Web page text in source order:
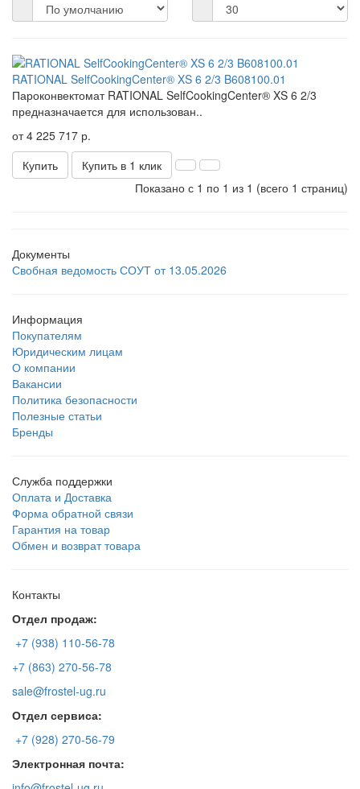
RATIONAL SelfCookingCenter® XS 6 2/3 B608100.01
Пароконвектомат RATIONAL SelfCookingCenter® XS 6 2/3
предназначается для использован..
от 4 225 717 р.
Купить
Купить в 1 клик
Показано с 1 по 1 из 1 (всего 1 страниц)
Документы
Свобная ведомость СОУТ от 13.05.2026
Информация
Покупателям
Юридическим лицам
О компании
Вакансии
Политика безопасности
Полезные статьи
Бренды
Служба поддержки
Оплата и Доставка
Форма обратной связи
Гарантия на товар
Обмен и возврат товара
Контакты
Отдел продаж:
+7 (938) 110-56-78
+7 (863) 270-56-78
sale@frostel-ug.ru
Отдел сервиса:
+7 (928) 270-56-79
Электронная почта: